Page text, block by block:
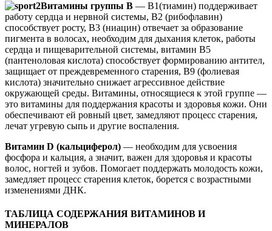
Витамины группы В — В1(тиамин) поддерживает
работу сердца и нервной системы, В2 (рибофлавин)
способствует росту, В3 (ниацин) отвечает за образование
пигмента в волосах, необходим для дыхания клеток, работы
сердца и пищеварительной системы, витамин В5
(пантеноловая кислота) способствует формированию антител,
защищает от преждевременного старения, В9 (фолиевая
кислота) значительно снижает агрессивное действие
окружающей среды. Витамины, относящиеся к этой группе —
это витамины для поддержания красоты и здоровья кожи. Они
обеспечивают ей ровный цвет, замедляют процесс старения,
лечат угревую сыпь и другие воспаления.
Витамин D (кальциферол) — необходим для усвоения
фосфора и кальция, а значит, важен для здоровья и красоты
волос, ногтей и зубов. Помогает поддержать молодость кожи,
замедляет процесс старения клеток, борется с возрастными
изменениями ДНК.
ТАБЛИЦА СОДЕРЖАНИЯ ВИТАМИНОВ И
МИНЕРАЛОВ